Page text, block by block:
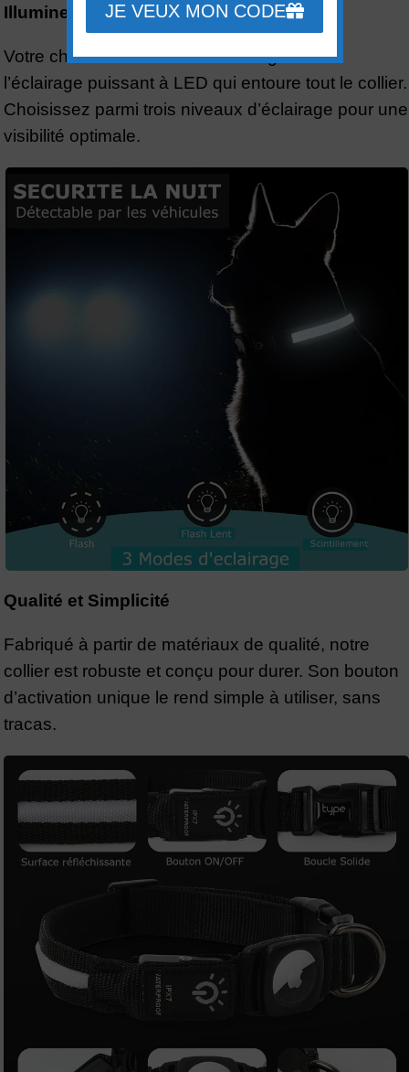
Illuminez la Nuit
Votre chien est en sécurité la nuit grâce à
l’éclairage puissant à LED qui entoure tout le collier.
Choisissez parmi trois niveaux d’éclairage pour une
visibilité optimale.
Qualité et Simplicité
Fabriqué à partir de matériaux de qualité, notre
collier est robuste et conçu pour durer. Son bouton
d’activation unique le rend simple à utiliser, sans
tracas.
JE VEUX MON CODE